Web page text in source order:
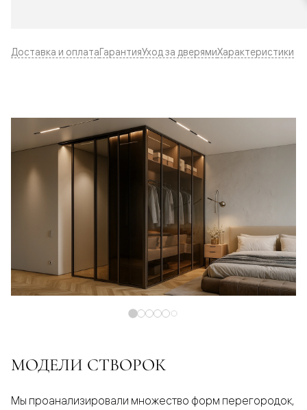
Доставка и оплатаГарантияУход за дверямиХарактеристики
МОДЕЛИ СТВОРОК
Мы проанализировали множество форм перегородок,